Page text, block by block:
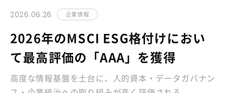
2026.06.26 企業情報
2026年のMSCI ESG格付けにおい
て最高評価の「AAA」を獲得
高度な情報基盤を土台に、人的資本・データガバナン